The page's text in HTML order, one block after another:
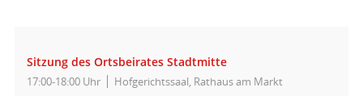
Sitzung des Ortsbeirates Stadtmitte
17:00-18:00 Uhr Hofgerichtssaal, Rathaus am Markt